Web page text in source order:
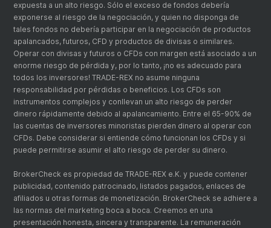
expuesta a un alto riesgo. Sólo el exceso de fondos debería
exponerse al riesgo de la negociación, y quien no disponga de
tales fondos no debería participar en la negociación de productos
apalancados, futuros, CFD y productos de divisas o similares.
Operar con divisas y futuros o CFDs con margen está asociado a un
enorme riesgo de pérdida y, por lo tanto, ¡no es adecuado para
todos los inversores! TRADE-REX no asume ninguna
responsabilidad por pérdidas o beneficios. Los CFDs son
instrumentos complejos y conllevan un alto riesgo de perder
dinero rápidamente debido al apalancamiento. Entre el 65-90% de
las cuentas de inversores minoristas pierden dinero al operar con
CFDs. Debe considerar si entiende cómo funcionan los CFDs y si
puede permitirse asumir el alto riesgo de perder su dinero.
BrokerCheck es propiedad de TRADE-REX e.K. y puede contener
publicidad, contenido patrocinado, listados pagados, enlaces de
afiliados u otras formas de monetización. BrokerCheck se adhiere a
las normas del marketing boca a boca. Creemos en una
presentación honesta, sincera y transparente. La remuneración